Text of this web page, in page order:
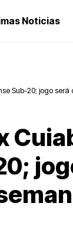
Noticias
Sub-20; jogo